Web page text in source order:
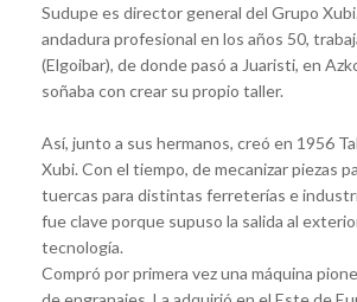
Sudupe es director general del Grupo
andadura profesional en los años 50,
(Elgoibar), de donde pasó a Juaristi, en
soñaba con crear su propio taller.
Así, junto a sus hermanos, creó en 1956
Xubi. Con el tiempo, de mecanizar piezas
tuercas para distintas ferreterías e
fue clave porque supuso la salida al
tecnología.
Compró por primera vez una máquina